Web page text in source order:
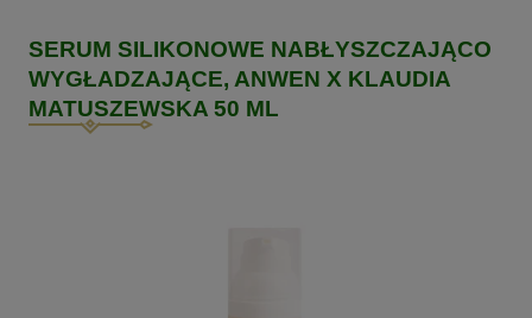
SERUM SILIKONOWE NABŁYSZCZAJĄCO
WYGŁADZAJĄCE, ANWEN X KLAUDIA
MATUSZEWSKA 50 ML